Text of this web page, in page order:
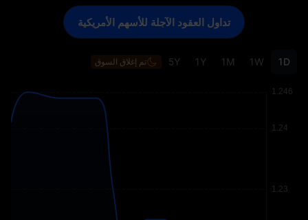
1D
1W
1M
1Y
5Y تم إغلاق السوق
تداول العقود الآجلة للأسهم الأمريكية